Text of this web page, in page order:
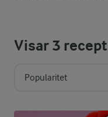
Visar3 recept
Popularitet